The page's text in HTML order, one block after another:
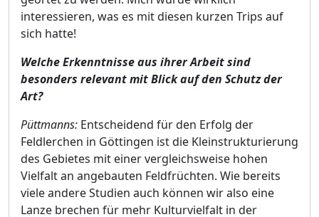
interessieren, was es mit diesen kurzen Trips auf
sich hatte!
Welche Erkenntnisse aus ihrer Arbeit sind
besonders relevant mit Blick auf den Schutz der
Art?
Püttmanns: Entscheidend für den Erfolg der
Feldlerchen in Göttingen ist die Kleinstrukturierung
des Gebietes mit einer vergleichsweise hohen
Vielfalt an angebauten Feldfrüchten. Wie bereits
viele andere Studien auch können wir also eine
Lanze brechen für mehr Kulturvielfalt in der